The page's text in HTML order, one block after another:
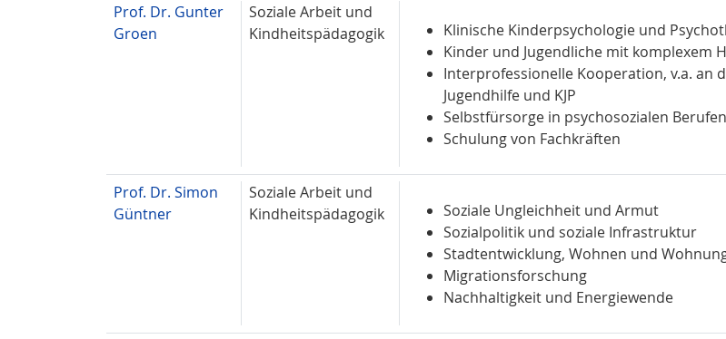
Prof. Dr. Gunter
Groen
Soziale Arbeit und
Kindheitspädagogik
Klinische Kinderpsychologie und
Kinder und Jugendliche mit komplexem
Interprofessionelle Kooperation, v.a. an
Jugendhilfe und KJP
Selbstfürsorge in psychosozialen Berufen
Schulung von Fachkräften
Prof. Dr. Simon
Güntner
Soziale Arbeit und
Kindheitspädagogik
Soziale Ungleichheit und Armut
Sozialpolitik und soziale Infrastruktur
Stadtentwicklung, Wohnen und
Migrationsforschung
Nachhaltigkeit und Energiewende